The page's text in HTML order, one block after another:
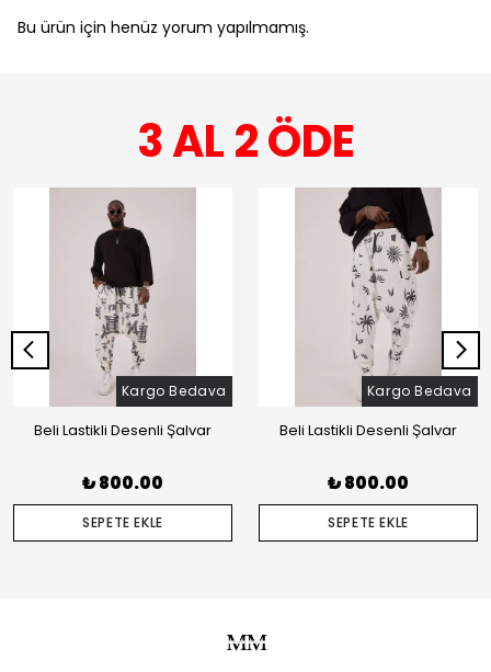
Bu ürün için henüz yorum yapılmamış.
3 AL 2 ÖDE
Kargo Bedava
Beli Lastikli Desenli Şalvar
₺ 800.00
SEPETE EKLE
Kargo Bedava
Beli Lastikli Desenli Şalvar
₺ 800.00
SEPETE EKLE